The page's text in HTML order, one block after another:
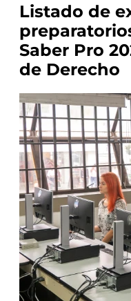
Listado de
Saber Pro
de Derecho